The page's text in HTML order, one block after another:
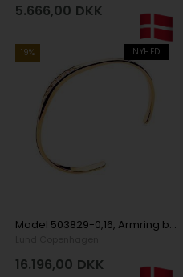
5.666,00 DKK
NYHED
19%
Model 503829-0,16, Armring blank fra Lund i 585 Guld 14 kt
16.196,00 DKK